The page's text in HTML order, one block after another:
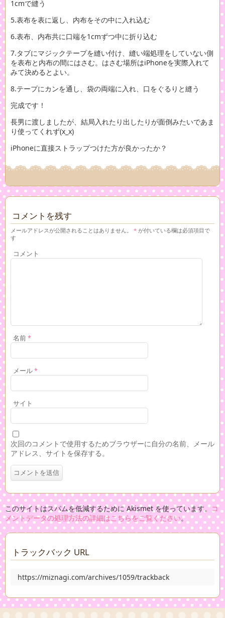
1cmで縫う
5.表布を表に返し、内布をその中に入れ込む
6.表布、内布共に口端を1cmずつ中に折り込む
7.タブにマジックテープを縫い付け、縫い端処理をしていない側
を表布と内布の間にはさむ。はさむ場所はiPhoneを実際入れて
みて決めるとよい。
8.テープにカンを通し、袋の両端に入れ、口をぐるりと縫う
完成です！
長男に渡しましたが、結局入れたり出したりが面倒みたいであま
り使ってくれず(x_x)
iPhoneに直接ストラップつけた方が良かったか？
コメントを残す
メールアドレスが公開されることはありません。 * が付いている欄は必須項目で
す
コメント
名前*
メール*
サイト
次回のコメントで使用するためブラウザーに自分の名前、メール
アドレス、サイトを保存する。
このサイトはスパムを低減するために Akismet を使っています。コ
メントデータの処理方法の詳細はこちらをご覧ください。
トラックバック URL
https://miznagi.com/archives/1059/trackback